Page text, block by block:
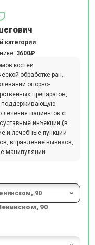
категории
3600₽
костей
обработке ран.
опорно-
препаратов,
поддерживающую
лечения пациентов с
инъекции (в
и лечебные пункции
вправление вывихов,
манипуляции.
90